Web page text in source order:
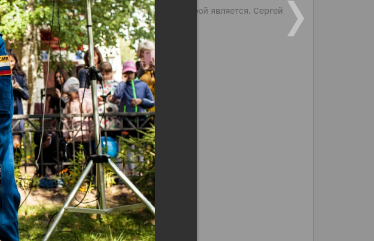
учениками 12-й школы, выпускником которой является. Сергей